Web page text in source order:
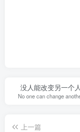
没人能改变另一个
No one can change
上一篇